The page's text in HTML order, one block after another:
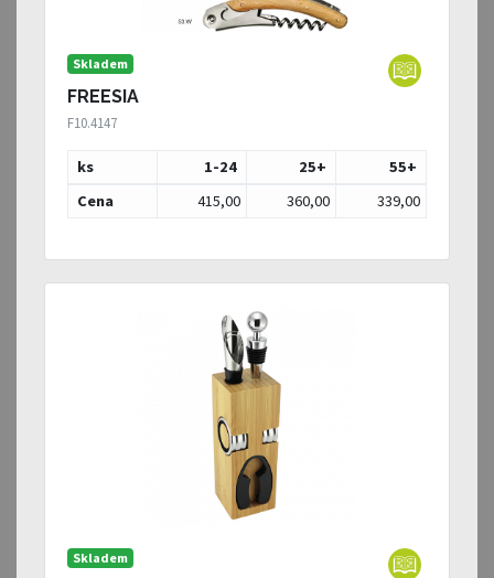
Skladem
FREESIA
F10.4147
ks 1-24 25+ 55+
Cena
415,00 360,00 339,00
Skladem